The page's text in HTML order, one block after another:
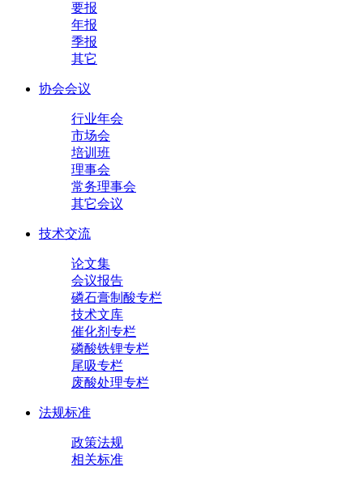
要报
年报
季报
其它
协会会议
行业年会
市场会
培训班
理事会
常务理事会
其它会议
技术交流
论文集
会议报告
磷石膏制酸专栏
技术文库
催化剂专栏
磷酸铁锂专栏
尾吸专栏
废酸处理专栏
法规标准
政策法规
相关标准